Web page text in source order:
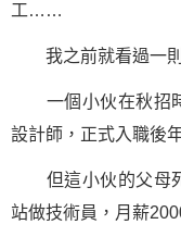
工……
我之前就看過一則
一個小伙在秋招時
設計師，正式入職後
但這小伙的父母死
站做技術員，月薪